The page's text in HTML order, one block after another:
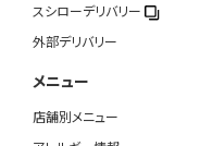
スシローデリバリー
外部デリバリー
メニュー
店舗別メニュー